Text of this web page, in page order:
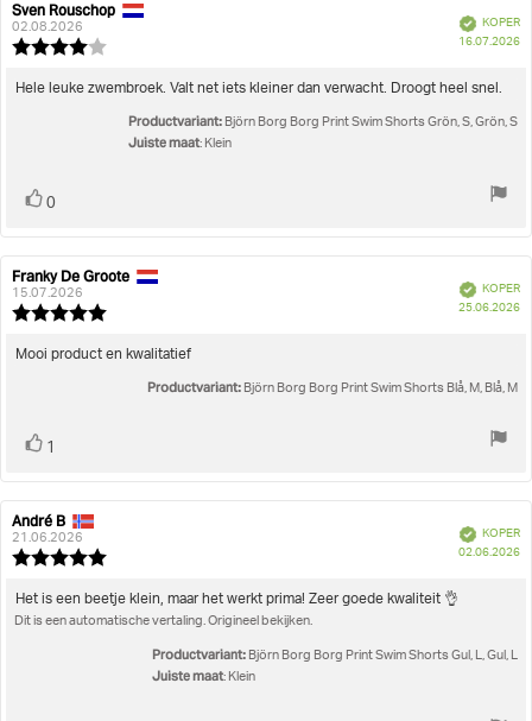
Auteur
van
deze
beoordeling:
Sven Rouschop
02.08.2026
uit
sterren
Geverifieerd
KOPER
16.07.2026
Beoordelingstekst:
Hele leuke zwembroek. Valt net iets kleiner dan verwacht. Droogt heel snel.
Productvariant: Björn Borg Borg Print Swim Shorts Grön, S, Grön, S
Juiste maat: Klein
Stem
0
Auteur
van
deze
beoordeling:
Franky De Groote
15.07.2026
uit
sterren
Geverifieerd
KOPER
25.06.2026
Beoordelingstekst:
Mooi product en kwalitatief
Productvariant: Björn Borg Borg Print Swim Shorts Blå, M, Blå, M
Stem
1
Auteur
van
deze
beoordeling:
André B
21.06.2026
uit
Geverifieerd
KOPER
02.06.2026
Beoordelingstekst:
Het is een beetje klein, maar het werkt prima! Zeer goede kwaliteit 👌
Dit is een automatische vertaling. Origineel bekijken.
Productvariant: Björn Borg Borg Print Swim Shorts Gul, L, Gul, L
Juiste maat: Klein